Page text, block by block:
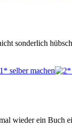
sonderlich
wieder ein Buch